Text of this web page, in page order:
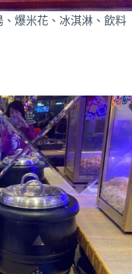
爆米花、冰淇淋、飲料